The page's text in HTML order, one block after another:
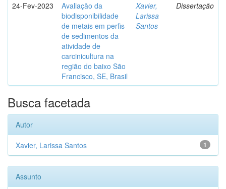
24-Fev-2023
Avaliação da
biodisponibilidade
de metais em perfis
de sedimentos da
atividade de
carcinicultura na
região do baixo São
Francisco, SE, Brasil
Xavier,
Larissa
Santos
Dissertação
Busca facetada
Autor
1
Xavier, Larissa Santos
Assunto